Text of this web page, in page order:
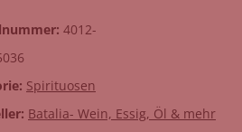
4012-
Spirituosen
Batalia- Wein, Essig, Öl & mehr